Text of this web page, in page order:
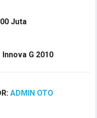
Juta
G 2010
ADMIN OTO